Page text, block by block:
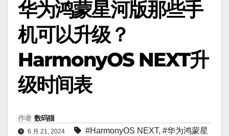
华为鸿蒙星河版那些手
机可以升级？
HarmonyOS NEXT升
级时间表
作者 数码猫
6 月 21, 2024 #HarmonyOS NEXT, #华为鸿蒙星